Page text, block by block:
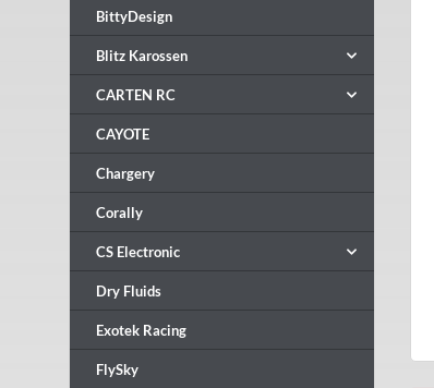
BittyDesign
Blitz Karossen
CARTEN RC
CAYOTE
Chargery
Corally
CS Electronic
Dry Fluids
Exotek Racing
FlySky